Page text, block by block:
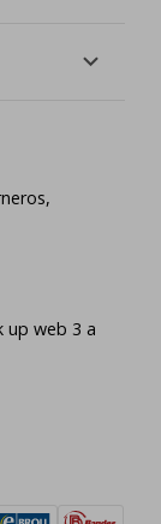
up web 3 a